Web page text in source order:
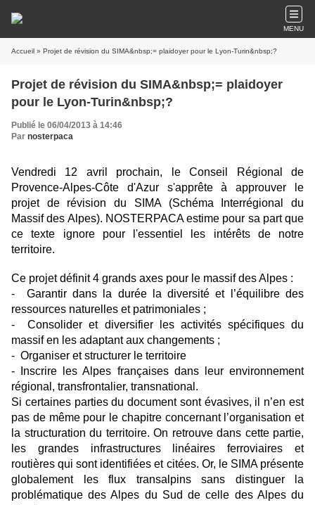
MENU
Accueil » Projet de révision du SIMA&nbsp;= plaidoyer pour le Lyon-Turin&nbsp;?
Projet de révision du SIMA&nbsp;= plaidoyer
pour le Lyon-Turin&nbsp;?
Publié le 06/04/2013 à 14:46
Par nosterpaca
Vendredi 12 avril prochain, le Conseil Régional de
Provence-Alpes-Côte d'Azur s'apprête à approuver le
projet de révision du SIMA (Schéma Interrégional du
Massif des Alpes). NOSTERPACA estime pour sa part que
ce texte ignore pour l'essentiel les intérêts de notre
territoire.
Ce projet définit 4 grands axes pour le massif des Alpes :
- Garantir dans la durée la diversité et l’équilibre des
ressources naturelles et patrimoniales ;
- Consolider et diversifier les activités spécifiques du
massif en les adaptant aux changements ;
- Organiser et structurer le territoire
- Inscrire les Alpes françaises dans leur environnement
régional, transfrontalier, transnational.
Si certaines parties du document sont évasives, il n’en est
pas de même pour le chapitre concernant l’organisation et
la structuration du territoire. On retrouve dans cette partie,
les grandes infrastructures linéaires ferroviaires et
routières qui sont identifiées et citées. Or, le SIMA présente
globalement les flux transalpins sans distinguer la
problématique des Alpes du Sud de celle des Alpes du